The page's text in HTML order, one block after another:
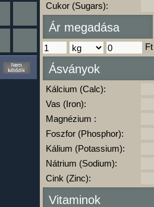
Ha ma már nem eszel/sportolsz
kattints a kiértékelésre!
A Kalória Szimulátor Prémium
kalóriabázis.hu
-
Cukor (Sugars):
Ár megadása
Ft
Ásványok
Kálcium (Calc):
Vas (Iron):
Magnézium :
Foszfor (Phosphor):
Kálium (Potassium):
Nátrium (Sodium):
Cink (Zinc):
Vitaminok